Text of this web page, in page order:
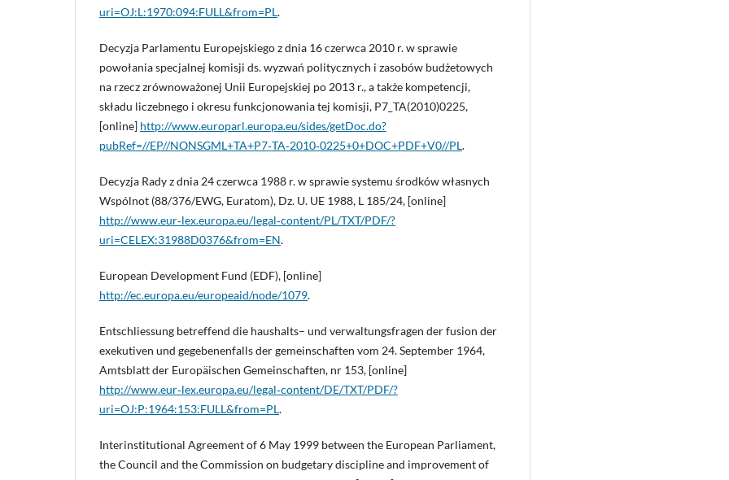
uri=OJ:L:1970:094:FULL&from=PL.
Decyzja Parlamentu Europejskiego z dnia 16 czerwca 2010 r. w sprawie
powołania specjalnej komisji ds. wyzwań politycznych i zasobów budżetowych
na rzecz zrównoważonej Unii Europejskiej po 2013 r., a także kompetencji,
składu liczebnego i okresu funkcjonowania tej komisji, P7_TA(2010)0225,
[online] http://www.europarl.europa.eu/sides/getDoc.do?
pubRef=//EP//NONSGML+TA+P7‑TA‑2010‑0225+0+DOC+PDF+V0//PL.
Decyzja Rady z dnia 24 czerwca 1988 r. w sprawie systemu środków własnych
Wspólnot (88/376/EWG, Euratom), Dz. U. UE 1988, L 185/24, [online]
http://www.eur‑lex.europa.eu/legal‑content/PL/TXT/PDF/?
uri=CELEX:31988D0376&from=EN.
European Development Fund (EDF), [online]
http://ec.europa.eu/europeaid/node/1079.
Entschliessung betreffend die haushalts– und verwaltungsfragen der fusion der
exekutiven und gegebenenfalls der gemeinschaften vom 24. September 1964,
Amtsblatt der Europäischen Gemeinschaften, nr 153, [online]
http://www.eur‑lex.europa.eu/legal‑content/DE/TXT/PDF/?
uri=OJ:P:1964:153:FULL&from=PL.
Interinstitutional Agreement of 6 May 1999 between the European Parliament,
the Council and the Commission on budgetary discipline and improvement of